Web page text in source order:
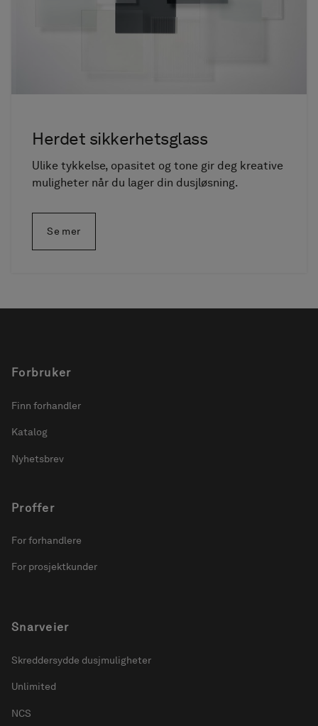
Herdet sikkerhetsglass
Ulike tykkelse, opasitet og tone gir deg kreative
muligheter når du lager din dusjløsning.
Se mer
Forbruker
Finn forhandler
Katalog
Nyhetsbrev
Proffer
For forhandlere
For prosjektkunder
Snarveier
Skreddersydde dusjmuligheter
Unlimited
NCS